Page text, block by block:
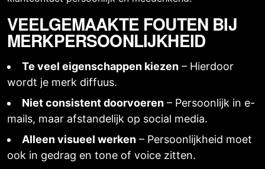
VEELGEMAAKTE FOUTEN BIJ
MERKPERSOONLIJKHEID
Te veel eigenschappen kiezen – Hierdoor
wordt je merk diffuus.
Niet consistent doorvoeren – Persoonlijk in e-
mails, maar afstandelijk op social media.
Alleen visueel werken – Persoonlijkheid moet
ook in gedrag en tone of voice zitten.